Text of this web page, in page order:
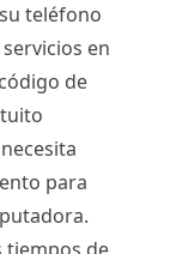
teléfono
en
de
para